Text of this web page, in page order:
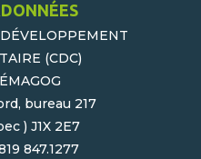
(CDC)
bureau 217
) J1X 2E7
847.1277